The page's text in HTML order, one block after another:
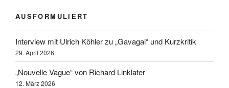
AUSFORMULIERT
Interview mit Ulrich Köhler zu „Gavagai“ und Kurzkritik
29. April 2026
„Nouvelle Vague“ von Richard Linklater
12. März 2026